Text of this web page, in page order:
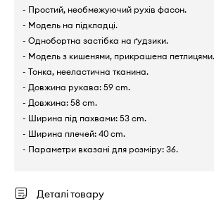
- Простий, необмежуючий рухів фасон.
- Модель на підкладці.
- Однобортна застібка на ґудзики.
- Модель з кишенями, прикрашена петлицями.
- Тонка, нееластична тканина.
- Довжина рукава: 59 cm.
- Довжина: 58 cm.
- Ширина під пахвами: 53 cm.
- Ширина плечей: 40 cm.
- Параметри вказані для розміру: 36.
Деталі товару